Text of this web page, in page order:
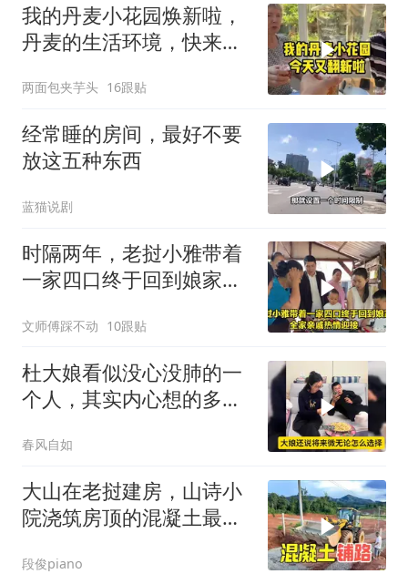
我的丹麦小花园焕新啦，
丹麦的生活环境，快来打
两面包夹芋头 16跟贴
经常睡的房间，最好不要
放这五种东西
蓝猫说剧
时隔两年，老挝小雅带着
一家四口终于回到娘家，
文师傅踩不动 10跟贴
杜大娘看似没心没肺的一
个人，其实内心想的多，
春风自如
大山在老挝建房，山诗小
院浇筑房顶的混凝土最后
段俊piano